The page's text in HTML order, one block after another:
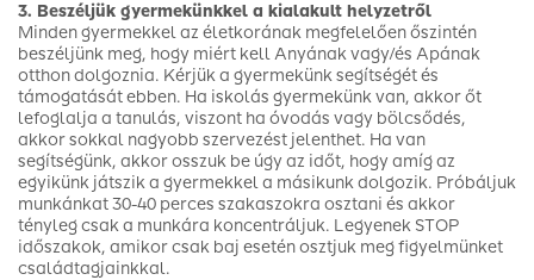
3. Beszéljük gyermekünkkel a kialakult helyzetről
Minden gyermekkel az életkorának megfelelően őszintén
beszéljünk meg, hogy miért kell Anyának vagy/és Apának
otthon dolgoznia. Kérjük a gyermekünk segítségét és
támogatását ebben. Ha iskolás gyermekünk van, akkor őt
lefoglalja a tanulás, viszont ha óvodás vagy bölcsődés,
akkor sokkal nagyobb szervezést jelenthet. Ha van
segítségünk, akkor osszuk be úgy az időt, hogy amíg az
egyikünk játszik a gyermekkel a másikunk dolgozik. Próbáljuk
munkánkat 30-40 perces szakaszokra osztani és akkor
tényleg csak a munkára koncentráljuk. Legyenek STOP
időszakok, amikor csak baj esetén osztjuk meg figyelmünket
családtagjainkkal.